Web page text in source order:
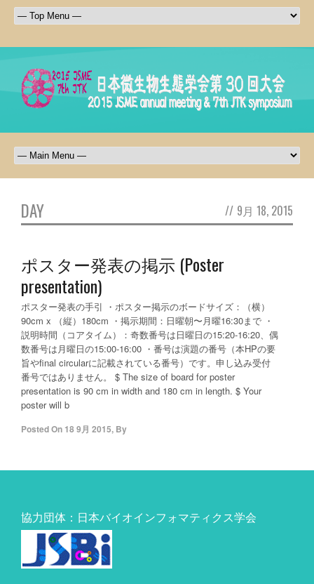
DAY // 9月 18, 2015
ポスター発表の掲示 (Poster
presentation)
ポスター発表の手引 ・ポスター掲示のボードサイズ：（横）
90cm x （縦）180cm ・掲示期間：日曜朝〜月曜16:30まで ・
説明時間（コアタイム）：奇数番号は日曜日の15:20-16:20、偶
数番号は月曜日の15:00-16:00 ・番号は演題の番号（本HPの要
旨やfinal circularに記載されている番号）です。申し込み受付
番号ではありません。 $ The size of board for poster
presentation is 90 cm in width and 180 cm in length. $ Your
poster will b
Posted On 18 9月 2015, By
協力団体：日本バイオインフォマティクス学会